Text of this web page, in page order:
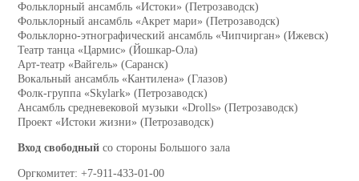
Фольклорный ансамбль «Истоки» (Петрозаводск)
Фольклорный ансамбль «Акрет мари» (Петрозаводск)
Фольклорно-этнографический ансамбль «Чипчирган» (Ижевск)
Театр танца «Цармис» (Йошкар-Ола)
Арт-театр «Вайгель» (Саранск)
Вокальный ансамбль «Кантилена» (Глазов)
Фолк-группа «Skylark» (Петрозаводск)
Ансамбль средневековой музыки «Drolls» (Петрозаводск)
Проект «Истоки жизни» (Петрозаводск)
Вход свободный со стороны Большого зала
Оргкомитет: +7-911-433-01-00